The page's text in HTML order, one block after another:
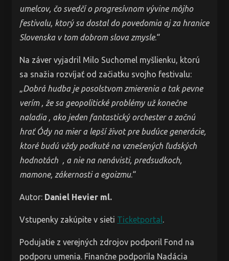
umelcov, čo svedčí o progresívnom vývine môjho
festivalu, ktorý sa dostal do povedomia aj za hranice
Slovenska v tom dobrom slova zmysle.“
Na záver vyjadril Milo Suchomel myšlienku, ktorú
sa snažia rozvíjať od začiatku svojho festivalu:
„Dobrá hudba je posolstvom zmierenia a tak pevne
verím , že sa geopolitické problémy už konečne
naladia , ako jeden fantastický orchester a začnú
hrať Ódy na mier a lepší život pre budúce generácie,
ktoré budú vždy podkuté na vznešených ľudských
hodnotách , a nie na nenávisti, predsudkoch,
mamone, zákernosti a egoizmu.“
Autor: Daniel Hevier ml.
Vstupenky zakúpite v sieti Ticketportal.
Podujatie z verejných zdrojov podporil Fond na
podporu umenia. Finančne podporila Nadácia